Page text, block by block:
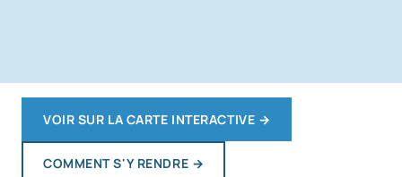
VOIR SUR LA CARTE INTERACTIVE →
COMMENT S'Y RENDRE →